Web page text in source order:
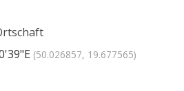
(50.026857, 19.677565)